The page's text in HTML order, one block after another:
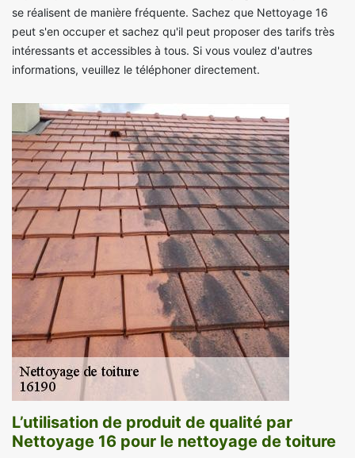
se réalisent de manière fréquente. Sachez que Nettoyage 16
peut s'en occuper et sachez qu'il peut proposer des tarifs très
intéressants et accessibles à tous. Si vous voulez d'autres
informations, veuillez le téléphoner directement.
L’utilisation de produit de qualité par
Nettoyage 16 pour le nettoyage de toiture